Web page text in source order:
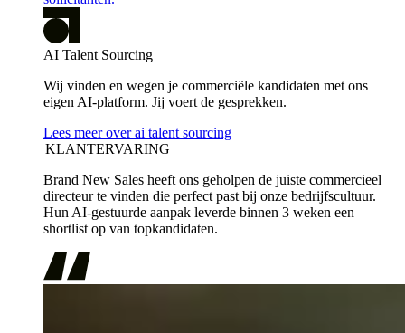
AI Talent Sourcing
Wij vinden en wegen je commerciële kandidaten met ons
eigen AI-platform. Jij voert de gesprekken.
Lees meer over ai talent sourcing
KLANTERVARING
Brand New Sales heeft ons geholpen de juiste commercieel
directeur te vinden die perfect past bij onze bedrijfscultuur.
Hun AI-gestuurde aanpak leverde binnen 3 weken een
shortlist op van topkandidaten.